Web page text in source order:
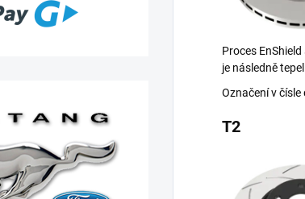
Proces
je následně
Označení v čísle
T2